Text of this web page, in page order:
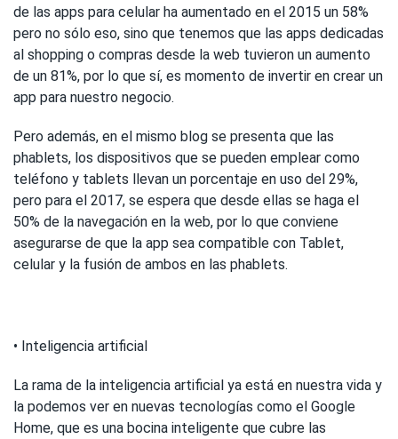
de las apps para celular ha aumentado en el 2015 un 58%
pero no sólo eso, sino que tenemos que las apps dedicadas
al shopping o compras desde la web tuvieron un aumento
de un 81%, por lo que sí, es momento de invertir en crear un
app para nuestro negocio.
Pero además, en el mismo blog se presenta que las
phablets, los dispositivos que se pueden emplear como
teléfono y tablets llevan un porcentaje en uso del 29%,
pero para el 2017, se espera que desde ellas se haga el
50% de la navegación en la web, por lo que conviene
asegurarse de que la app sea compatible con Tablet,
celular y la fusión de ambos en las phablets.
• Inteligencia artificial
La rama de la inteligencia artificial ya está en nuestra vida y
la podemos ver en nuevas tecnologías como el Google
Home, que es una bocina inteligente que cubre las